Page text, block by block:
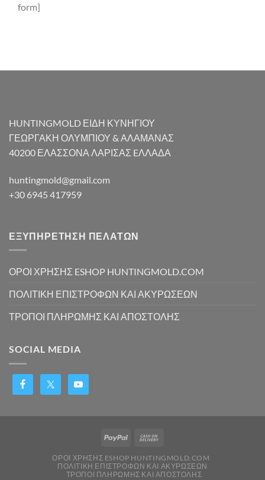
form]
HUNTINGMOLD ΕΙΔΗ ΚΥΝΗΓΙΟΥ
ΓΕΩΡΓΑΚΗ ΟΛΥΜΠΙΟΥ & ΑΛΑΜΑΝΑΣ
40200 ΕΛΑΣΣΟΝΑ ΛΑΡΙΣΑΣ EΛΛΑΔΑ
huntingmold@gmail.com
+30 6945 417959
ΕΞΥΠΗΡΕΤΗΣΗ ΠΕΛΑΤΩΝ
ΟΡΟΙ ΧΡΗΣΗΣ ESHOP HUNTINGMOLD.COM
ΠΟΛΙΤΙΚΗ ΕΠΙΣΤΡΟΦΩΝ ΚΑΙ ΑΚΥΡΩΣΕΩΝ
ΤΡΟΠΟΙ ΠΛΗΡΩΜΗΣ ΚΑΙ ΑΠΟΣΤΟΛΗΣ
SOCIAL MEDIA
ΟΡΟΙ ΧΡΗΣΗΣ ESHOP HUNTINGMOLD.COM
ΠΟΛΙΤΙΚΗ ΕΠΙΣΤΡΟΦΩΝ ΚΑΙ ΑΚΥΡΩΣΕΩΝ
ΤΡΟΠΟΙ ΠΛΗΡΩΜΗΣ ΚΑΙ ΑΠΟΣΤΟΛΗΣ